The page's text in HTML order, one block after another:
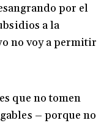
por el
a la
no voy a permitir
que no tomen
– porque no